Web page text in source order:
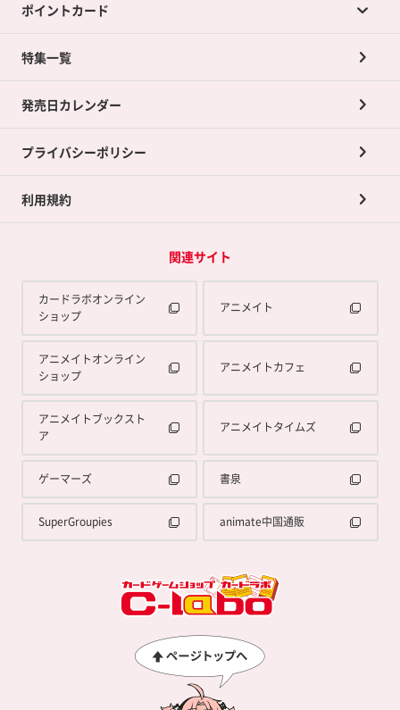
店舗買取について
ネット買取について
買取承諾書について
ポイントカード
ポイントカードTOP
ポイント交換景品
特集一覧
発売日カレンダー
プライバシーポリシー
利用規約
関連サイト
カードラボオンライン
ショップ
アニメイト
アニメイトオンライン
ショップ
アニメイトカフェ
アニメイトブックスト
ア
アニメイトタイムズ
ゲーマーズ 書泉
SuperGroupies animate中国通販